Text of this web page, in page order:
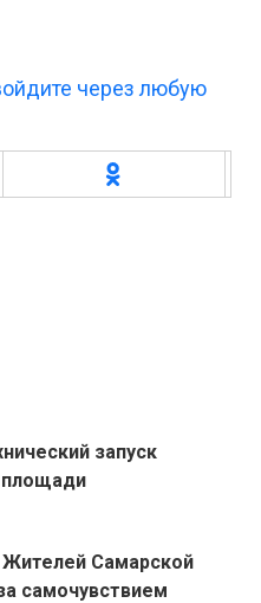
через любую
запуск
площади
Самарской
самочувствием